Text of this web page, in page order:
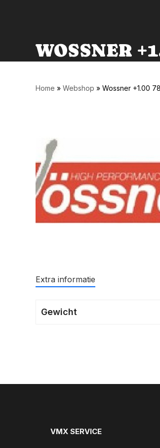
WOSSNER
Home » Webshop » Wossner +1.00
Extra informatie
Gewicht
VMX SERVICE